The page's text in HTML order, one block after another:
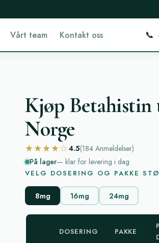
Vårt team Kontakt oss 📞
Kjøp
Norge
★★★★☆4.5(184 Anmeldelser)
På lager— klar for levering i dag
VELG DOSERING OG PAKKE
8mg 16mg 24mg
DOSERING PAKKE